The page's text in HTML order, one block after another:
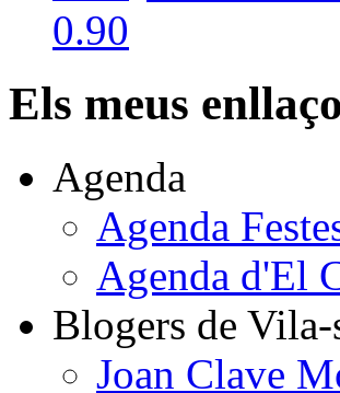
Els meus
Agenda
Agenda
Agenda d'El
Blogers de Vila-
Joan Clave